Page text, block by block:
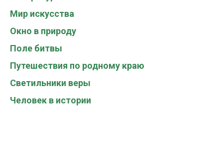
Мир искусства
Окно в природу
Поле битвы
Путешествия по родному краю
Светильники веры
Человек в истории